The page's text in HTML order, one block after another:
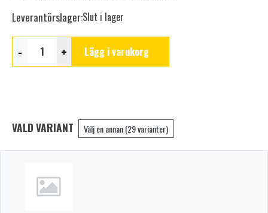
Leverantörslager:Slut i lager
- + Lägg i varukorg
VALD VARIANT Välj en annan (29 varianter)